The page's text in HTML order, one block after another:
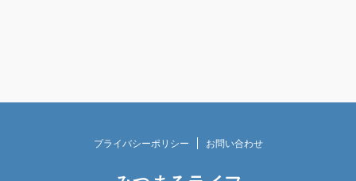
プライバシーポリシー お問い合わせ